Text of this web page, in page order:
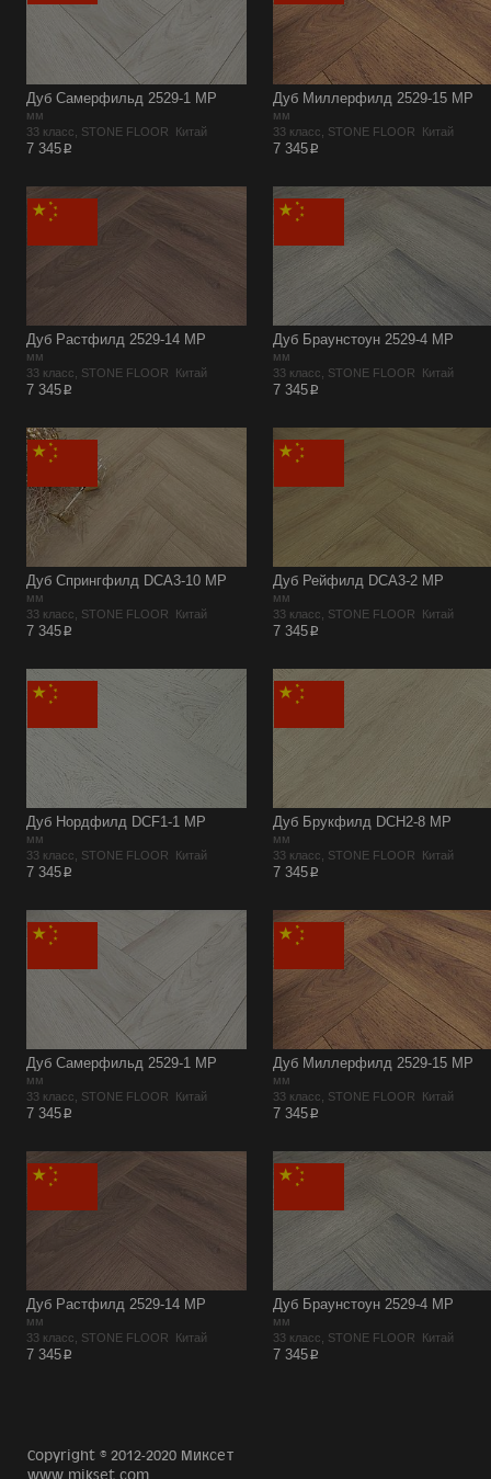
Дуб Самерфильд 2529-1 MР
мм
33 класс, STONE FLOOR Китай
7 345p
Дуб Миллерфилд 2529-15 MР
мм
33 класс, STONE FLOOR Китай
7 345p
Дуб Растфилд 2529-14 MР
мм
33 класс, STONE FLOOR Китай
7 345p
Дуб Браунстоун 2529-4 MР
мм
33 класс, STONE FLOOR Китай
7 345p
Дуб Спрингфилд DCA3-10 MР
мм
33 класс, STONE FLOOR Китай
7 345p
Дуб Рейфилд DCA3-2 MР
мм
33 класс, STONE FLOOR Китай
7 345p
Дуб Нордфилд DCF1-1 MР
мм
33 класс, STONE FLOOR Китай
7 345p
Дуб Брукфилд DCH2-8 MР
мм
33 класс, STONE FLOOR Китай
7 345p
Дуб Самерфильд 2529-1 MР
мм
33 класс, STONE FLOOR Китай
7 345p
Дуб Миллерфилд 2529-15 MР
мм
33 класс, STONE FLOOR Китай
7 345p
Дуб Растфилд 2529-14 MР
мм
33 класс, STONE FLOOR Китай
7 345p
Дуб Браунстоун 2529-4 MР
мм
33 класс, STONE FLOOR Китай
7 345p
Copyright © 2012-2020 Миксет
www.mikset.com